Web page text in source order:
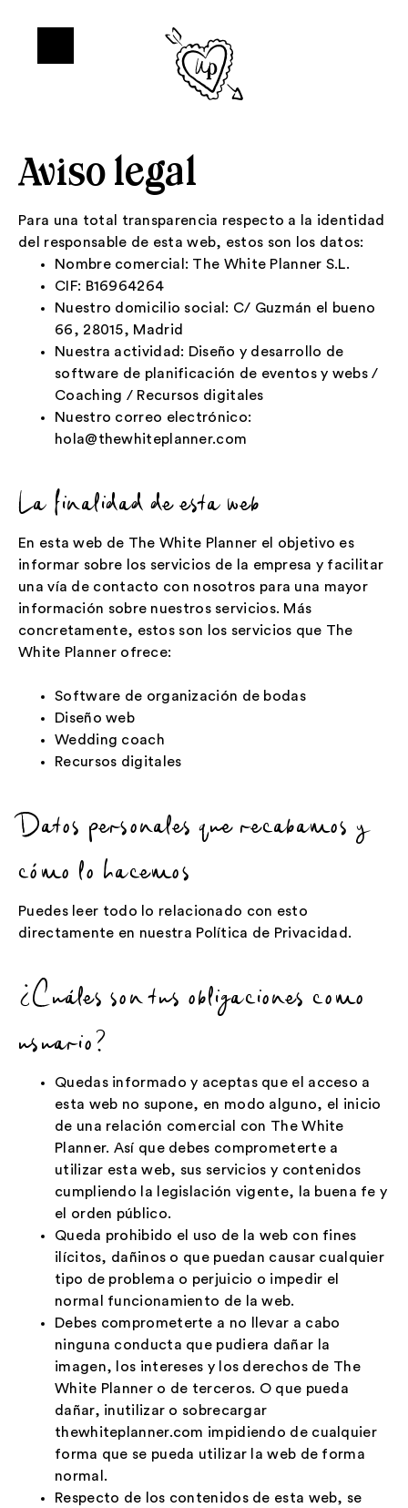
Aviso legal
Para una total transparencia respecto a la identidad
del responsable de esta web, estos son los datos:
Nombre comercial: The White Planner S.L.
CIF: B16964264
Nuestro domicilio social: C/ Guzmán el bueno
66, 28015, Madrid
Nuestra actividad: Diseño y desarrollo de
software de planificación de eventos y webs /
Coaching / Recursos digitales
Nuestro correo electrónico:
hola@thewhiteplanner.com
La finalidad de esta web
En esta web de The White Planner el objetivo es
informar sobre los servicios de la empresa y facilitar
una vía de contacto con nosotros para una mayor
información sobre nuestros servicios. Más
concretamente, estos son los servicios que The
White Planner ofrece:
Software de organización de bodas
Diseño web
Wedding coach
Recursos digitales
Datos personales que recabamos y
cómo lo hacemos
Puedes leer todo lo relacionado con esto
directamente en nuestra Política de Privacidad .
¿Cuáles son tus obligaciones como
usuario?
Quedas informado y aceptas que el acceso a
esta web no supone, en modo alguno, el inicio
de una relación comercial con The White
Planner. Así que debes comprometerte a
utilizar esta web, sus servicios y contenidos
cumpliendo la legislación vigente, la buena fe y
el orden público.
Queda prohibido el uso de la web con fines
ilícitos, dañinos o que puedan causar cualquier
tipo de problema o perjuicio o impedir el
normal funcionamiento de la web.
Debes comprometerte a no llevar a cabo
ninguna conducta que pudiera dañar la
imagen, los intereses y los derechos de The
White Planner o de terceros. O que pueda
dañar, inutilizar o sobrecargar
thewhiteplanner.com impidiendo de cualquier
forma que se pueda utilizar la web de forma
normal.
Respecto de los contenidos de esta web, se